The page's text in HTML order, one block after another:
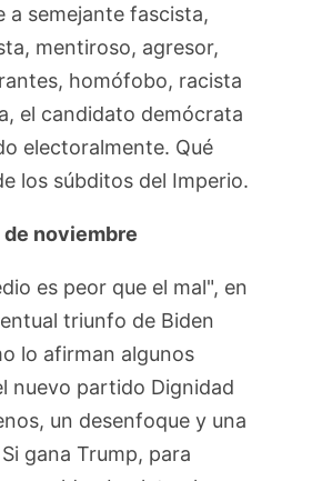
a semejante fascista,
mentiroso, agresor,
homófobo, racista
el candidato demócrata
electoralmente. Qué
los súbditos del Imperio.
de noviembre
es peor que el mal", en
triunfo de Biden
lo afirman algunos
nuevo partido Dignidad
un desenfoque y una
gana Trump, para